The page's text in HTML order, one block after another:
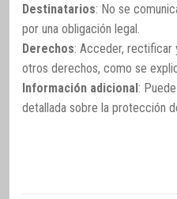
Destinatarios: No se
por una obligación legal.
Derechos: Acceder, rectificar
otros derechos, como se
Información adicional:
detallada sobre la protección